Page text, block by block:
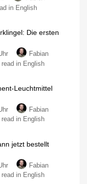
in English
Die ersten
Fabian
read in English
Leuchtmittel
Fabian
read in English
jetzt bestellt
Fabian
read in English